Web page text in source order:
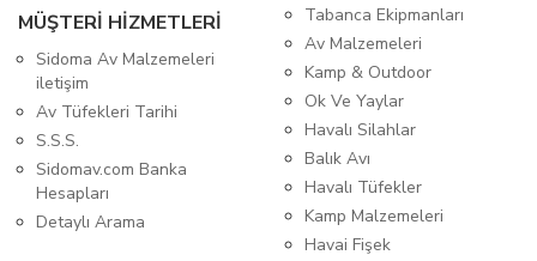
MÜŞTERİ HİZMETLERİ
Sidoma Av Malzemeleri
iletişim
Av Tüfekleri Tarihi
S.S.S.
Sidomav.com Banka
Hesapları
Detaylı Arama
Tabanca Ekipmanları
Av Malzemeleri
Kamp & Outdoor
Ok Ve Yaylar
Havalı Silahlar
Balık Avı
Havalı Tüfekler
Kamp Malzemeleri
Havai Fişek